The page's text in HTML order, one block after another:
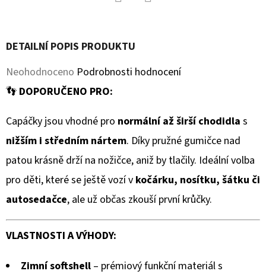
DETAILNÍ POPIS PRODUKTU
Průměrné
hodnocení
z
5
Neohodnoceno Podrobnosti hodnocení
👣 DOPORUČENO PRO:
Capáčky jsou vhodné pro normální až širší chodidla s
nižším i středním nártem. Díky pružné gumičce nad
patou krásně drží na nožičce, aniž by tlačily. Ideální volba
pro děti, které se ještě vozí v kočárku, nosítku, šátku či
autosedačce, ale už občas zkouší první krůčky.
VLASTNOSTI A VÝHODY:
Zimní softshell – prémiový funkční materiál s
J
E
M
E
KOŽENÉ
CAPÁČKY
S
KOŽENOU
PODRÁŽKOU
MAŠLIČKA
RŮŽOVÁ
Kč